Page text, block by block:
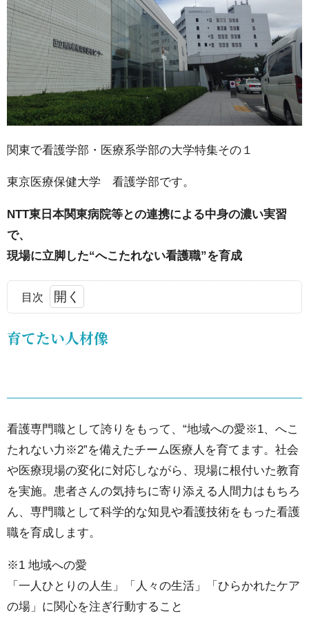
関東で看護学部・医療系学部の大学特集その１
東京医療保健大学 看護学部です。
NTT東日本関東病院等との連携による中身の濃い実習
で、
現場に立脚した“へこたれない看護職”を育成
目次
育
人
材
像
2.
4年
間
で
身
に
育てたい人材像
看護専門職として誇りをもって、“地域への愛※1、へこ
たれない力※2”を備えたチーム医療人を育てます。社会
や医療現場の変化に対応しながら、現場に根付いた教育
を実施。患者さんの気持ちに寄り添える人間力はもちろ
ん、専門職として科学的な知見や看護技術をもった看護
職を育成します。
※1 地域への愛
「一人ひとりの人生」「人々の生活」「ひらかれたケア
の場」に関心を注ぎ行動すること